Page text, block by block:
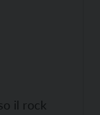
il rock